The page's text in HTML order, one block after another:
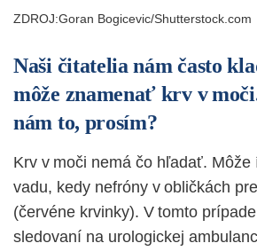
ZDROJ:Goran Bogicevic/Shutterstock.com
Naši čitatelia nám často
môže znamenať krv v
nám to, prosím?
Krv v moči nemá čo hľadať. Môže
vadu, kedy nefróny v obličkách
(červéne krvinky). V tomto
sledovaní na urologickej